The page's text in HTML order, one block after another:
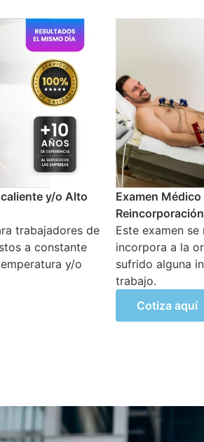
de
que se
de haber
propia del
Examen Médico
puesto en el
Se lleva a cabo
empresa realiza
áreas a cargo,
actividades de
Cotiza aquí